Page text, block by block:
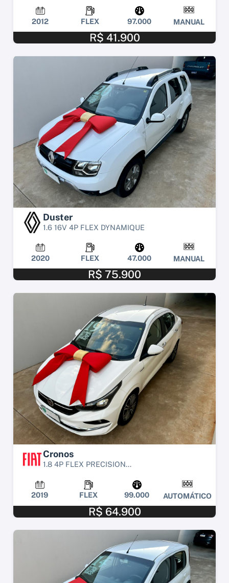
2012 FLEX 97.000 MANUAL
R$ 41.900
Duster
1.6 16V 4P FLEX DYNAMIQUE
2020 FLEX 47.000 MANUAL
R$ 75.900
Cronos
1.8 4P FLEX PRECISION...
2019 FLEX 99.000 AUTOMÁTICO
R$ 64.900